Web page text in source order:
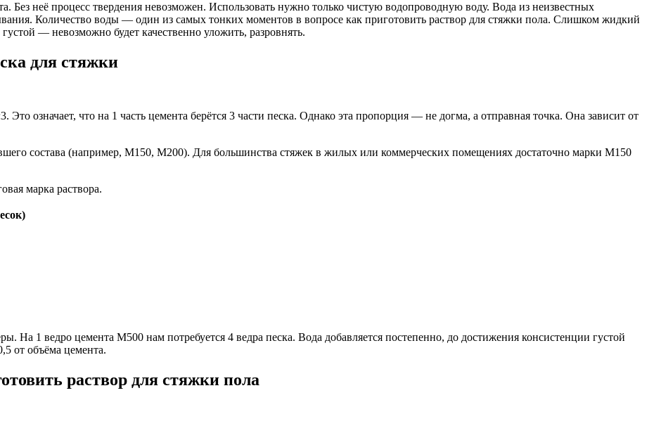
Без неё процесс твердения невозможен. Использовать нужно только чистую водопроводную воду. Вода из неизвестных
Количество воды — один из самых тонких моментов в вопросе как приготовить раствор для стяжки пола. Слишком жидкий
— невозможно будет качественно уложить, разровнять.
для стяжки
Это означает, что на 1 часть цемента берётся 3 части песка. Однако эта пропорция — не догма, а отправная точка. Она зависит от
состава (например, М150, М200). Для большинства стяжек в жилых или коммерческих помещениях достаточно марки М150
марка раствора.
На 1 ведро цемента М500 нам потребуется 4 ведра песка. Вода добавляется постепенно, до достижения консистенции густой
от объёма цемента.
раствор для стяжки пола